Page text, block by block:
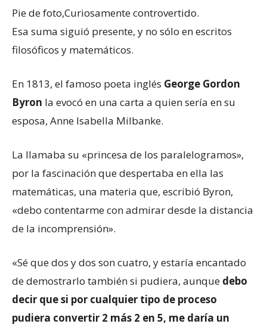
Pie de foto,Curiosamente controvertido.
Esa suma siguió presente, y no sólo en escritos
filosóficos y matemáticos.
En 1813, el famoso poeta inglés George Gordon
Byron la evocó en una carta a quien sería en su
esposa, Anne Isabella Milbanke.
La llamaba su «princesa de los paralelogramos»,
por la fascinación que despertaba en ella las
matemáticas, una materia que, escribió Byron,
«debo contentarme con admirar desde la distancia
de la incomprensión».
«Sé que dos y dos son cuatro, y estaría encantado
de demostrarlo también si pudiera, aunque debo
decir que si por cualquier tipo de proceso
pudiera convertir 2 más 2 en 5, me daría un